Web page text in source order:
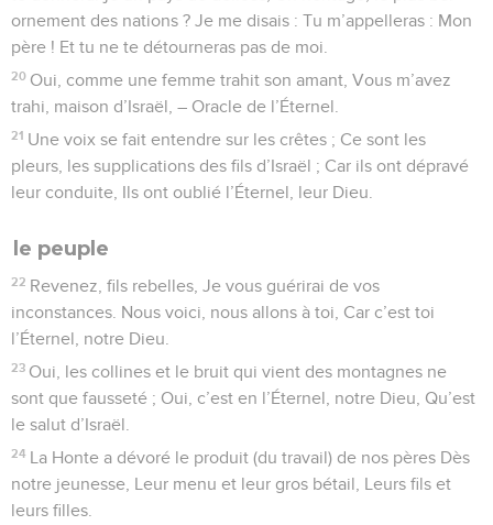
ornement des nations ? Je me disais : Tu m’appelleras : Mon
père ! Et tu ne te détourneras pas de moi.
20 Oui, comme une femme trahit son amant, Vous m’avez
trahi, maison d’Israël, – Oracle de l’Éternel.
21 Une voix se fait entendre sur les crêtes ; Ce sont les
pleurs, les supplications des fils d’Israël ; Car ils ont dépravé
leur conduite, Ils ont oublié l’Éternel, leur Dieu.
le peuple
22 Revenez, fils rebelles, Je vous guérirai de vos
inconstances. Nous voici, nous allons à toi, Car c’est toi
l’Éternel, notre Dieu.
23 Oui, les collines et le bruit qui vient des montagnes ne
sont que fausseté ; Oui, c’est en l’Éternel, notre Dieu, Qu’est
le salut d’Israël.
24 La Honte a dévoré le produit (du travail) de nos pères Dès
notre jeunesse, Leur menu et leur gros bétail, Leurs fils et
leurs filles.